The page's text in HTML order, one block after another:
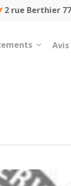
2 rue Berthier
Avis